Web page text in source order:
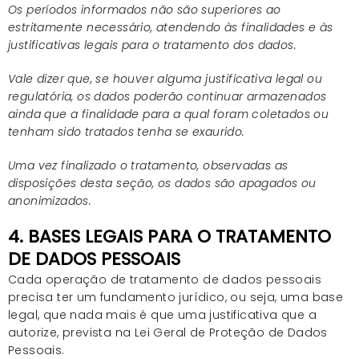
Os períodos informados não são superiores ao
estritamente necessário, atendendo às finalidades e às
justificativas legais para o tratamento dos dados.
Vale dizer que, se houver alguma justificativa legal ou
regulatória, os dados poderão continuar armazenados
ainda que a finalidade para a qual foram coletados ou
tenham sido tratados tenha se exaurido.
Uma vez finalizado o tratamento, observadas as
disposições desta seção, os dados são apagados ou
anonimizados.
4. BASES LEGAIS PARA O TRATAMENTO
DE DADOS PESSOAIS
Cada operação de tratamento de dados pessoais
precisa ter um fundamento jurídico, ou seja, uma base
legal, que nada mais é que uma justificativa que a
autorize, prevista na Lei Geral de Proteção de Dados
Pessoais.